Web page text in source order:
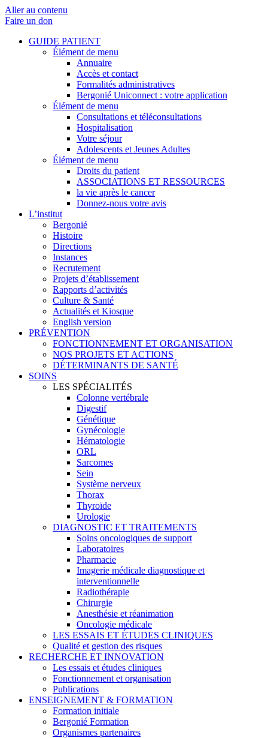
Aller au contenu
Faire un don
GUIDE PATIENT
Élément de menu
Annuaire
Accès et contact
Formalités administratives
Bergonié Uniconnect : votre application
Élément de menu
Consultations et téléconsultations
Hospitalisation
Votre séjour
Adolescents et Jeunes Adultes
Élément de menu
Droits du patient
ASSOCIATIONS ET RESSOURCES
la vie après le cancer
Donnez-nous votre avis
L’institut
Bergonié
Histoire
Directions
Instances
Recrutement
Projets d’établissement
Rapports d’activités
Culture & Santé
Actualités et Kiosque
English version
PRÉVENTION
FONCTIONNEMENT ET ORGANISATION
NOS PROJETS ET ACTIONS
DÉTERMINANTS DE SANTÉ
SOINS
LES SPÉCIALITÉS
Colonne vertébrale
Digestif
Génétique
Gynécologie
Hématologie
ORL
Sarcomes
Sein
Système nerveux
Thorax
Thyroïde
Urologie
DIAGNOSTIC ET TRAITEMENTS
Soins oncologiques de support
Laboratoires
Pharmacie
Imagerie médicale diagnostique et
interventionnelle
Radiothérapie
Chirurgie
Anesthésie et réanimation
Oncologie médicale
LES ESSAIS ET ÉTUDES CLINIQUES
Qualité et gestion des risques
RECHERCHE ET INNOVATION
Les essais et études cliniques
Fonctionnement et organisation
Publications
ENSEIGNEMENT & FORMATION
Formation initiale
Bergonié Formation
Organismes partenaires